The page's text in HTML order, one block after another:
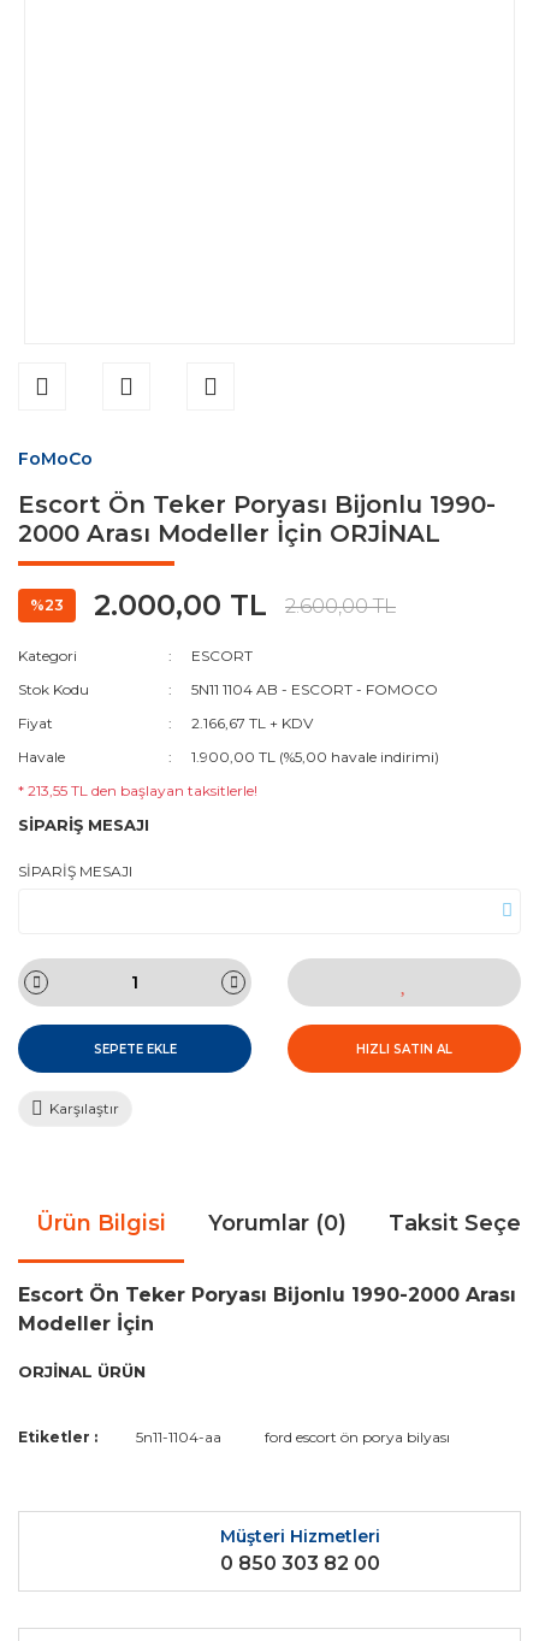
FoMoCo
Escort Ön Teker Poryası Bijonlu 1990-
2000 Arası Modeller İçin ORJİNAL
%23 2.000,00 TL 2.600,00 TL
Kategori
ESCORT
Stok Kodu
5N11 1104 AB - ESCORT - FOMOCO
Fiyat
2.166,67 TL + KDV
Havale
1.900,00 TL (%5,00 havale indirimi)
* 213,55 TL den başlayan taksitlerle!
SİPARİŞ MESAJI
SİPARİŞ MESAJI
SEPETE EKLE HIZLI SATIN AL
Karşılaştır
Ürün Bilgisi Yorumlar (0) Taksit
Escort Ön Teker Poryası Bijonlu 1990-2000 Arası
Modeller İçin
ORJİNAL ÜRÜN
Yorum Yaz
Bu ürünün fiyat bilgisi, resim, ürün açıklamalarında ve diğer
Ürün resmi kalitesiz, bozuk veya görüntülenemiyor.
Ürün açıklamasında eksik bilgiler bulunuyor.
Ürün bilgilerinde hatalar bulunuyor.
Etiketler : 5n11-1104-aa ford escort ön porya bilyası
Müşteri Hizmetleri
0 850 303 82 00